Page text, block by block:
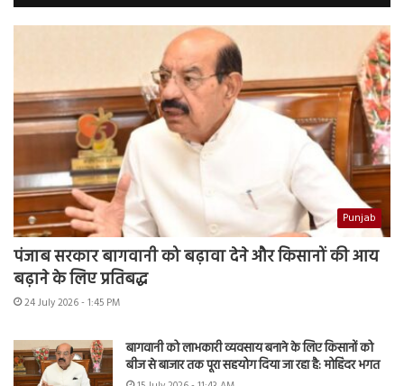
Punjab
पंजाब सरकार बागवानी को बढ़ावा देने और किसानों की आय
बढ़ाने के लिए प्रतिबद्ध
24 July 2026 - 1:45 PM
बागवानी को लाभकारी व्यवसाय बनाने के लिए किसानों को
बीज से बाजार तक पूरा सहयोग दिया जा रहा है: मोहिंदर भगत